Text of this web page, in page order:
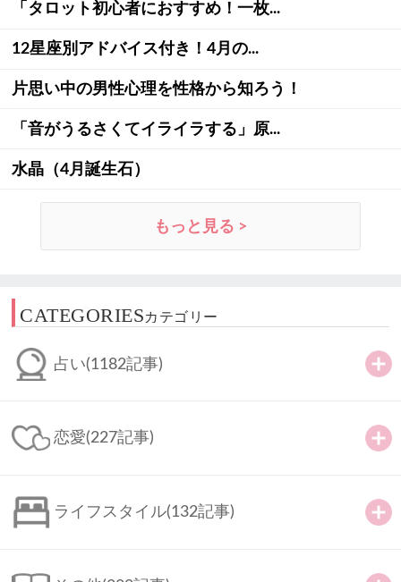
「タロット初心者におすすめ！一枚...
12星座別アドバイス付き！4月の...
片思い中の男性心理を性格から知ろう！
「音がうるさくてイライラする」原...
水晶（4月誕生石）
もっと見る >
CATEGORIESカテゴリー
占い(1182記事)
恋愛(227記事)
ライフスタイル(132記事)